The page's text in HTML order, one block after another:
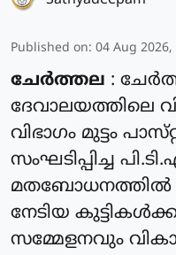
Published on: 04 Aug 2026,
ചേർത്തല :
ദേവാലയത്തിലെ
വിഭാഗം മുട്ടം
സംഘടിപ്പിച്ച
മതബോധനത്തിൽ
നേടിയ
സമ്മേളനവും